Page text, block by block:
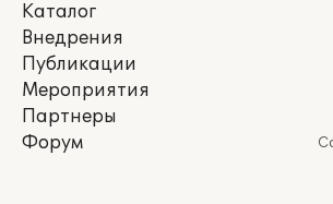
Каталог
Внедрения
Публикации
Мероприятия
Партнеры
Форум